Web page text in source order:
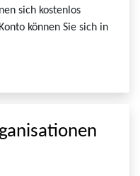
sich kostenlos
können Sie sich in